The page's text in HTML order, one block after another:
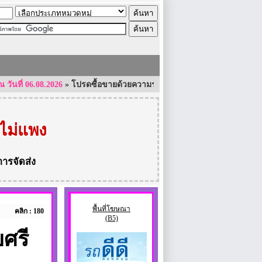
»โปรดซื้อขายด้วยความระมัดระวัง และใช้ความรอบคอบเป็
ม่แพง
รจัดส่ง
คลิก : 180
รี
พื้นที่โฆษณา
(B5)